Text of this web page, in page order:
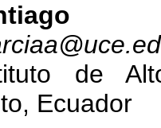
de
Ecuador